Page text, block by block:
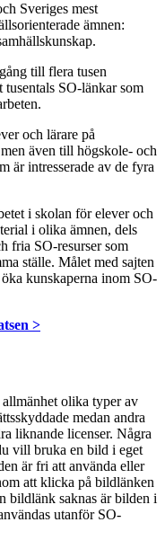
Sveriges mest
ämnen:
till flera tusen
tusentals SO-länkar som
och lärare på
även till högskole- och
är intresserade av de fyra
i skolan för elever och
i olika ämnen, dels
fria SO-resurser som
ställe. Målet med sajten
kunskaperna inom SO-
>
olika typer av
medan andra
liknande licenser. Några
vill bruka en bild i eget
är fri att använda eller
att klicka på bildlänken
bildlänk saknas är bilden i
utanför SO-